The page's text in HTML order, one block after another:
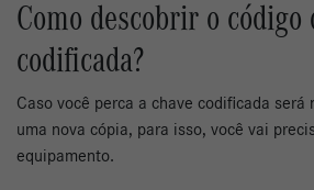
Como descobrir o código
codificada?
Caso você perca a chave codificada será
uma nova cópia, para isso, você vai
equipamento.